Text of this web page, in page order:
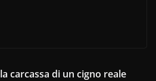
carcassa di un cigno reale